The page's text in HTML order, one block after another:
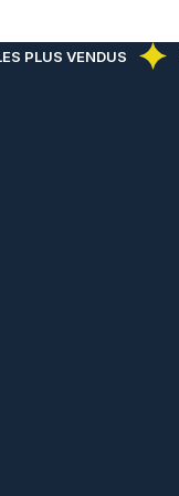
PLUS VENDUS